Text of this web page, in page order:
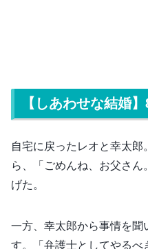
【しあわせな結婚
自宅に戻ったレオと幸太
ら、「ごめんね、お父さ
げた。
一方、幸太郎から事情を聞
す。「弁護士としてやるべ